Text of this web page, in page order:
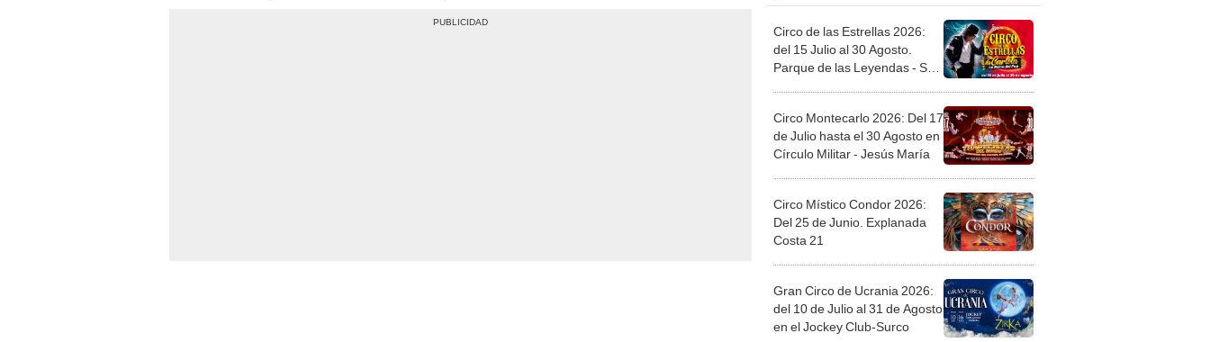
Circo de las Estrellas 2026:
del 15 Julio al 30 Agosto.
Parque de las Leyendas - San
Circo Montecarlo 2026: Del 17
de Julio hasta el 30 Agosto en
Círculo Militar - Jesús María
Circo Místico Condor 2026:
Del 25 de Junio. Explanada
Costa 21
Gran Circo de Ucrania 2026:
del 10 de Julio al 31 de Agosto
en el Jockey Club-Surco